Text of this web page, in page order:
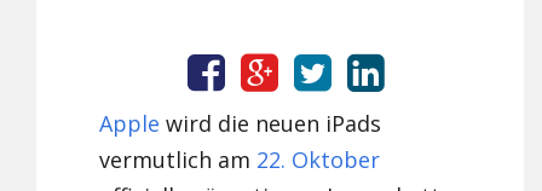
Apple wird die neuen iPads
vermutlich am 22. Oktober